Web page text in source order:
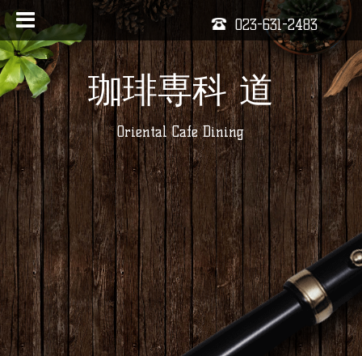
023-631-2483
珈琲専科 道
Oriental Cafe Dining